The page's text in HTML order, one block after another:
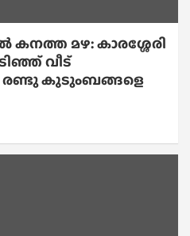
മഴ: കാരശ്ശേരി
വീട്
കുടുംബങ്ങളെ